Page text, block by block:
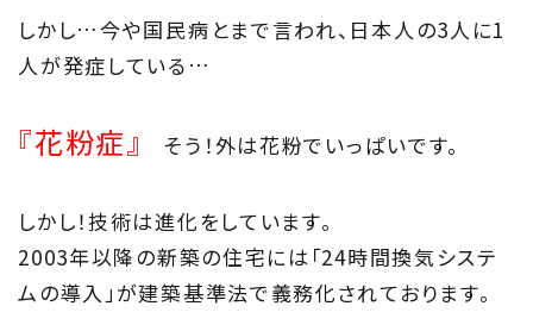
Concept
私たちの目指す家づくり
Members
しかし…今や国民病とまで言われ、日本人の3人に1
人が発症している…
『花粉症』 そう！外は花粉でいっぱいです。
しかし！技術は進化をしています。
2003年以降の新築の住宅には「24時間換気システ
ムの導入」が建築基準法で義務化されております。